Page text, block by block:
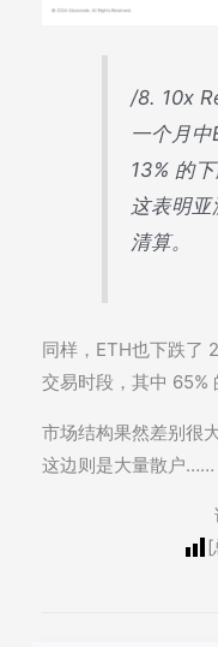
/8. 10x
一个月
13% 的
这表明
清算。
同样，ETH也下跌了
交易时段，其中 65%
市场结构果然差别很
这边则是大量散户……
[